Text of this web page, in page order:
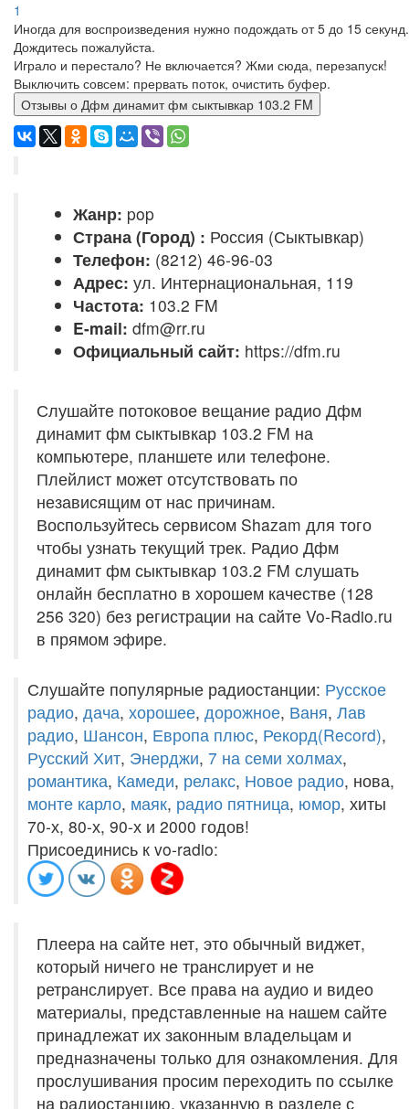
1
Иногда для воспроизведения нужно подождать от 5 до 15 секунд.
Дождитесь пожалуйста.
Играло и перестало? Не включается? Жми сюда, перезапуск!
Выключить совсем: прервать поток, очистить буфер.
Отзывы о Дфм динамит фм сыктывкар 103.2 FM
Жанр: pop
Страна (Город) : Россия (Сыктывкар)
Телефон: (8212) 46-96-03
Адрес: ул. Интернациональная, 119
Частота: 103.2 FM
E-mail: dfm@rr.ru
Официальный сайт: https://dfm.ru
Слушайте потоковое вещание радио Дфм
динамит фм сыктывкар 103.2 FM на
компьютере, планшете или телефоне.
Плейлист может отсутствовать по
независящим от нас причинам.
Воспользуйтесь сервисом Shazam для того
чтобы узнать текущий трек. Радио Дфм
динамит фм сыктывкар 103.2 FM слушать
онлайн бесплатно в хорошем качестве (128
256 320) без регистрации на сайте Vo-Radio.ru
в прямом эфире.
Слушайте популярные радиостанции: Русское
радио, дача, хорошее, дорожное, Ваня, Лав
радио, Шансон, Европа плюс, Рекорд(Record),
Русский Хит, Энерджи, 7 на семи холмах,
романтика, Камеди, релакс, Новое радио, нова,
монте карло, маяк, радио пятница, юмор, хиты
70-х, 80-х, 90-х и 2000 годов!
Присоединись к vo-radio:
Плеера на сайте нет, это обычный виджет,
который ничего не транслирует и не
ретранслирует. Все права на аудио и видео
материалы, представленные на нашем сайте
принадлежат их законным владельцам и
предназначены только для ознакомления. Для
прослушивания просим переходить по ссылке
на радиостанцию, указанную в разделе с